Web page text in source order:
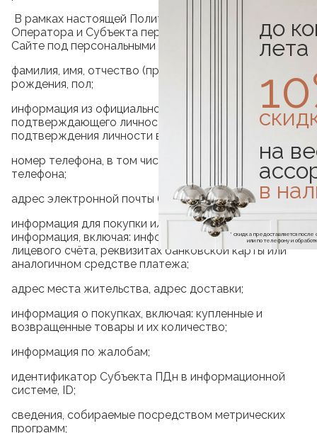
В рамках настоящей Политики при взаимодействии
Оператора и Субъекта персональных данных на
Сайте под персональными данными понимаются:
фамилия, имя, отчество (при наличии), дата
рождения, пол;
информация из официального документа,
подтверждающего личность (такой как паспорт) для
подтверждения личности в определенных случаях;
номер телефона, в том числе номер мобильного
телефона;
адрес электронной почты (e-mail),
информация для покупки и/или платежная
информация, включая: информация о номере
лицевого счёта, реквизитах банковской карты или
аналогичном средстве платежа;
адрес места жительства, адрес доставки;
информация о покупках, включая: купленные и
возвращенные товары и их количество;
информация по жалобам;
идентификатор Субъекта ПДн в информационной
системе, ID;
сведения, собираемые посредством метрических
программ;
до
лета
на
в
* скидка предоставляется
или по телефону и